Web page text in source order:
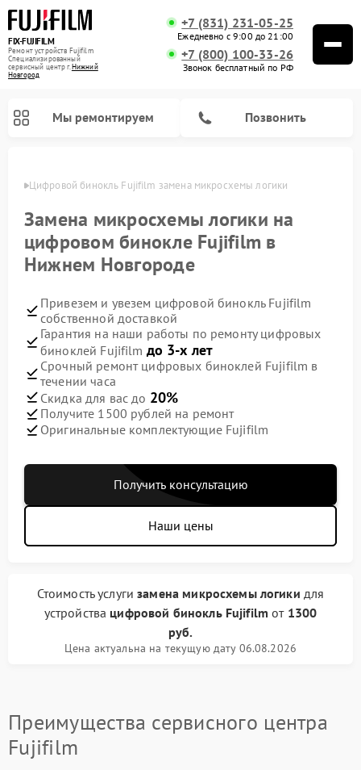
FIX-FUJIFILM
Ремонт устройств Fujifilm
Специализированный
cервисный центр г.Нижний
Новгород
+7 (831) 231-05-25
Ежедневно с 9:00 до 21:00
+7 (800) 100-33-26
Звонок бесплатный по РФ
Мы ремонтируем Позвонить
Цифровой бинокль Fujifilm замена микросхемы логики
Замена микросхемы логики на
цифровом бинокле Fujifilm в
Нижнем Новгороде
Привезем и увезем цифровой бинокль Fujifilm
собственной доставкой
Гарантия на наши работы по ремонту цифровых
биноклей Fujifilm до 3-х лет
Срочный ремонт цифровых биноклей Fujifilm в
течении часа
Скидка для вас до 20%
Получите 1500 рублей на ремонт
Оригинальные комплектующие Fujifilm
Получить консультацию
Наши цены
Стоимость услугизамена микросхемы логики для
устройства цифровой бинокль Fujifilm от 1300
руб.
Цена актуальна на текущую дату 06.08.2026
Преимущества сервисного центра
Fujifilm